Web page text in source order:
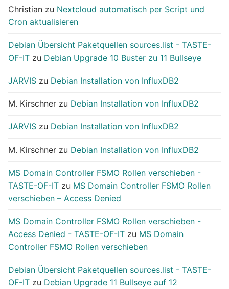
Christian zu Nextcloud automatisch per Script und
Cron aktualisieren
Debian Übersicht Paketquellen sources.list - TASTE-
OF-IT zu Debian Upgrade 10 Buster zu 11 Bullseye
JARVIS zu Debian Installation von InfluxDB2
M. Kirschner zu Debian Installation von InfluxDB2
JARVIS zu Debian Installation von InfluxDB2
M. Kirschner zu Debian Installation von InfluxDB2
MS Domain Controller FSMO Rollen verschieben -
TASTE-OF-IT zu MS Domain Controller FSMO Rollen
verschieben – Access Denied
MS Domain Controller FSMO Rollen verschieben -
Access Denied - TASTE-OF-IT zu MS Domain
Controller FSMO Rollen verschieben
Debian Übersicht Paketquellen sources.list - TASTE-
OF-IT zu Debian Upgrade 11 Bullseye auf 12